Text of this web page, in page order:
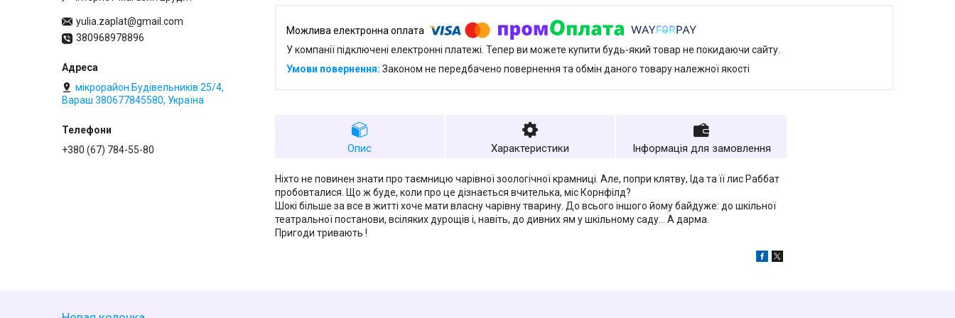
У компанії підключені електронні платежі. Тепер ви можете купити будь-який товар не покидаючи сайту.
Законом не передбачено повернення та обмін даного товару належної якості
Опис Характеристики Інформація для замовлення
Ніхто не повинен знати про таємницю чарівної зоологічної крамниці. Але, попри клятву, Іда та її лис Раббат
пробовталися. Що ж буде, коли про це дізнається вчителька, міс Корнфілд?
Шокі більше за все в житті хоче мати власну чарівну тварину. До всього іншого йому байдуже: до шкільної
театральної постанови, всіляких дурощів і, навіть, до дивних ям у шкільному саду… А дарма.
Пригоди тривають !
yulia.zaplat@gmail.com
380968978896
мікрорайон Будівельників 25/4,
Вараш 380677845580, Україна
+380 (67) 784-55-80